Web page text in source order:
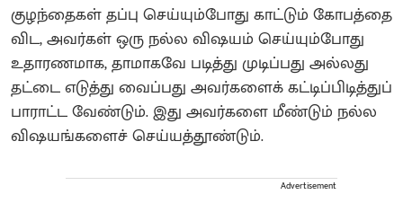
குழந்தைகள் தப்பு செய்யும்போது காட்டும் கோபத்தை
விட, அவர்கள் ஒரு நல்ல விஷயம் செய்யும்போது
உதாரணமாக, தாமாகவே படித்து முடிப்பது அல்லது
தட்டை எடுத்து வைப்பது அவர்களைக் கட்டிப்பிடித்துப்
பாராட்ட வேண்டும். இது அவர்களை மீண்டும் நல்ல
விஷயங்களைச் செய்யத்தூண்டும்.
Advertisement